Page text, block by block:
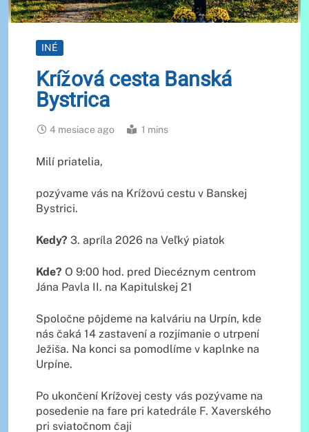
INÉ
Krížová cesta Banská
Bystrica
4 mesiace ago 1 mins
Milí priatelia,
pozývame vás na Krížovú cestu v Banskej
Bystrici.
Kedy? 3. apríla 2026 na Veľký piatok
Kde? O 9:00 hod. pred Diecéznym centrom
Jána Pavla II. na Kapitulskej 21
Spoločne pôjdeme na kalváriu na Urpín, kde
nás čaká 14 zastavení a rozjímanie o utrpení
Ježiša. Na konci sa pomodlíme v kaplnke na
Urpíne.
Po ukončení Krížovej cesty vás pozývame na
posedenie na fare pri katedrále F. Xaverského
pri sviatočnom čaji